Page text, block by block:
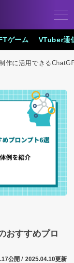
ゲーム VTuber通
作に活用できる
おすすめプロ
公開 / 2025.04.10更新